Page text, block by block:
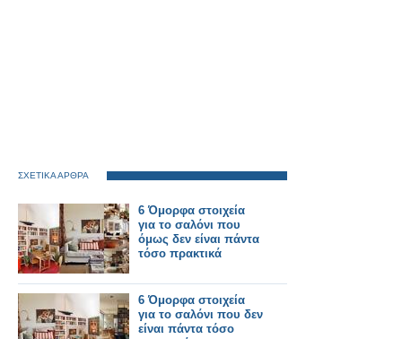
ΣΧΕΤΙΚΑ ΑΡΘΡΑ
6 Όμορφα στοιχεία
για το σαλόνι που
όμως δεν είναι πάντα
τόσο πρακτικά
6 Όμορφα στοιχεία
για το σαλόνι που δεν
είναι πάντα τόσο